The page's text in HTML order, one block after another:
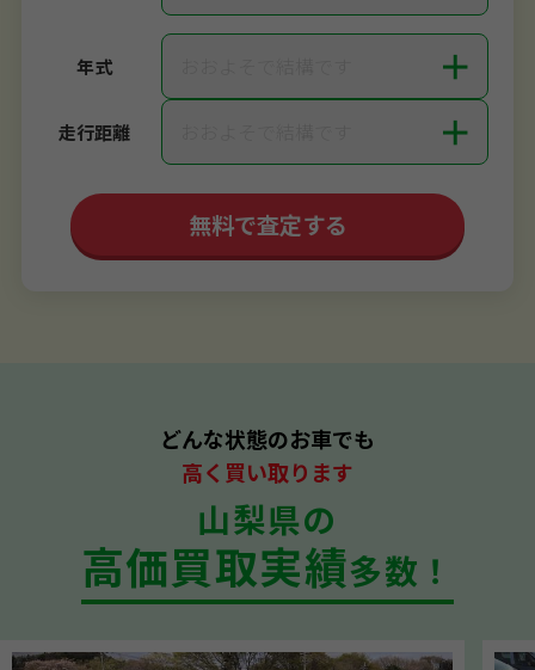
年式 ＋
走行距離 ＋
無料で査定する
どんな状態のお車でも
高く買い取ります
山梨県の
高価買取実績多数！